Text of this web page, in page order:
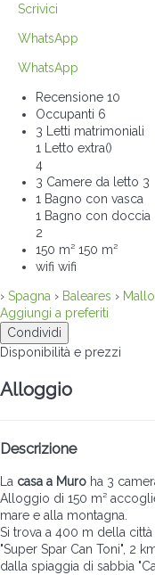
Scrivici
WhatsApp
WhatsApp
Recensione 10
Occupanti 6
3 Letti matrimoniali
1 Letto extra()
4
3 Camere da letto 3
1 Bagno con vasca
1 Bagno con doccia
2
150 m² 150 m²
wifi wifi
› Spagna › Baleares ›
Aggiungi a preferiti
Condividi
Disponibilità e prezzi
Alloggio
Descrizione
La casa a Muro ha 3
Alloggio di 150 m²
mare e alla montagna.
Si trova a 400 m della
"Super Spar Can Toni", 2
dalla spiaggia di sabbia